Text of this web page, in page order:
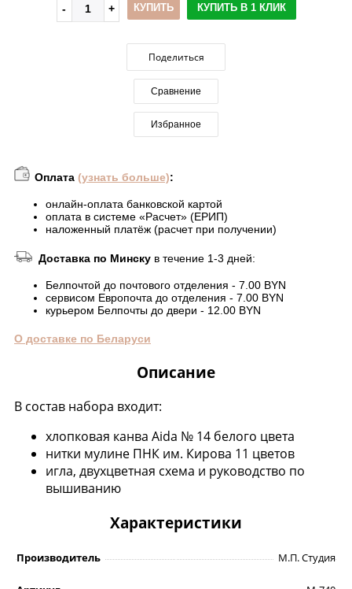
КУПИТЬ КУПИТЬ В 1 КЛИК
Поделиться
Сравнение
Избранное
Оплата (узнать больше):
онлайн-оплата банковской картой
оплата в системе «Расчет» (ЕРИП)
наложенный платёж (расчет при получении)
Доставка по Минску в течение 1-3 дней:
Белпочтой до почтового отделения - 7.00 BYN
сервисом Европочта до отделения - 7.00 BYN
курьером Белпочты до двери - 12.00 BYN
О доставке по Беларуси
Описание
В состав набора входит:
хлопковая канва Aida № 14 белого цвета
нитки мулине ПНК им. Кирова 11 цветов
игла, двухцветная схема и руководство по
вышиванию
Характеристики
Производитель М.П. Студия